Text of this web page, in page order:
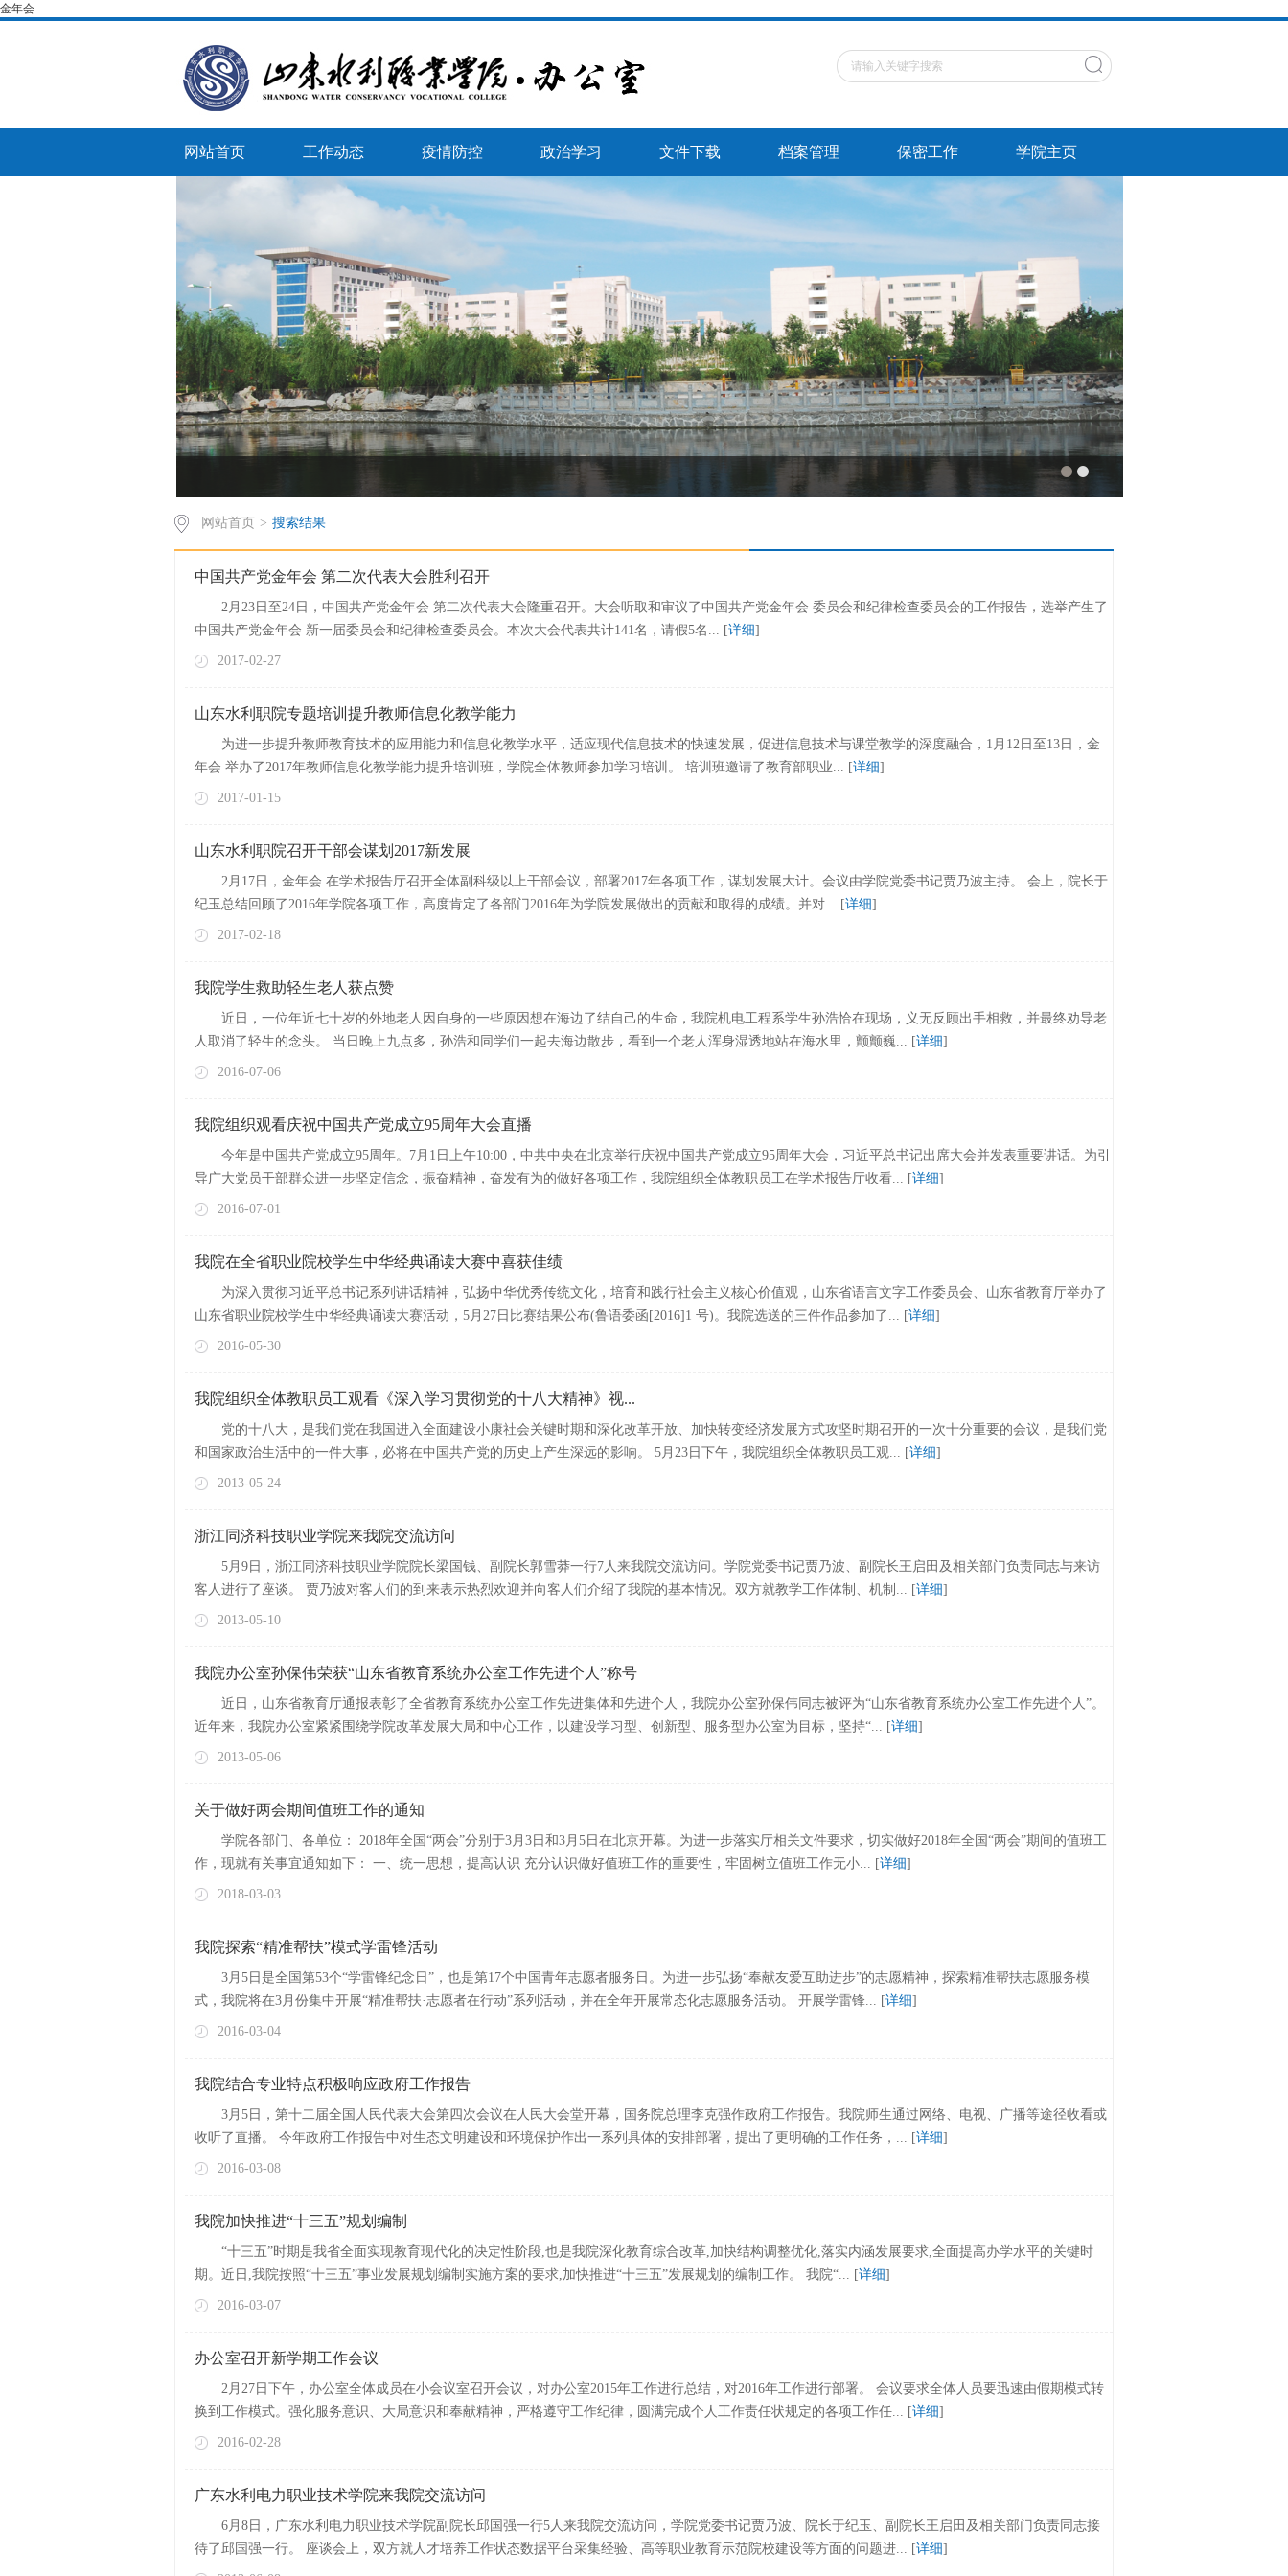
金年会
网站首页 工作动态 疫情防控 政治学习 文件下载 档案管理 保密工作 学院主页
网站首页 > 搜索结果
中国共产党金年会 第二次代表大会胜利召开
2月23日至24日，中国共产党金年会 第二次代表大会隆重召开。大会听取和审议了中国共产党金年会 委员会和纪律检查委员会的工作报告，选举产生了
中国共产党金年会 新一届委员会和纪律检查委员会。本次大会代表共计141名，请假5名... [详细]
2017-02-27
山东水利职院专题培训提升教师信息化教学能力
为进一步提升教师教育技术的应用能力和信息化教学水平，适应现代信息技术的快速发展，促进信息技术与课堂教学的深度融合，1月12日至13日，金
年会 举办了2017年教师信息化教学能力提升培训班，学院全体教师参加学习培训。 培训班邀请了教育部职业... [详细]
2017-01-15
山东水利职院召开干部会谋划2017新发展
2月17日，金年会 在学术报告厅召开全体副科级以上干部会议，部署2017年各项工作，谋划发展大计。会议由学院党委书记贾乃波主持。 会上，院长于
纪玉总结回顾了2016年学院各项工作，高度肯定了各部门2016年为学院发展做出的贡献和取得的成绩。并对... [详细]
2017-02-18
我院学生救助轻生老人获点赞
近日，一位年近七十岁的外地老人因自身的一些原因想在海边了结自己的生命，我院机电工程系学生孙浩恰在现场，义无反顾出手相救，并最终劝导老
人取消了轻生的念头。 当日晚上九点多，孙浩和同学们一起去海边散步，看到一个老人浑身湿透地站在海水里，颤颤巍... [详细]
2016-07-06
我院组织观看庆祝中国共产党成立95周年大会直播
今年是中国共产党成立95周年。7月1日上午10:00，中共中央在北京举行庆祝中国共产党成立95周年大会，习近平总书记出席大会并发表重要讲话。为引
导广大党员干部群众进一步坚定信念，振奋精神，奋发有为的做好各项工作，我院组织全体教职员工在学术报告厅收看... [详细]
2016-07-01
我院在全省职业院校学生中华经典诵读大赛中喜获佳绩
为深入贯彻习近平总书记系列讲话精神，弘扬中华优秀传统文化，培育和践行社会主义核心价值观，山东省语言文字工作委员会、山东省教育厅举办了
山东省职业院校学生中华经典诵读大赛活动，5月27日比赛结果公布(鲁语委函[2016]1 号)。我院选送的三件作品参加了... [详细]
2016-05-30
我院组织全体教职员工观看《深入学习贯彻党的十八大精神》视...
党的十八大，是我们党在我国进入全面建设小康社会关键时期和深化改革开放、加快转变经济发展方式攻坚时期召开的一次十分重要的会议，是我们党
和国家政治生活中的一件大事，必将在中国共产党的历史上产生深远的影响。 5月23日下午，我院组织全体教职员工观... [详细]
2013-05-24
浙江同济科技职业学院来我院交流访问
5月9日，浙江同济科技职业学院院长梁国钱、副院长郭雪莽一行7人来我院交流访问。学院党委书记贾乃波、副院长王启田及相关部门负责同志与来访
客人进行了座谈。 贾乃波对客人们的到来表示热烈欢迎并向客人们介绍了我院的基本情况。双方就教学工作体制、机制... [详细]
2013-05-10
我院办公室孙保伟荣获“山东省教育系统办公室工作先进个人”称号
近日，山东省教育厅通报表彰了全省教育系统办公室工作先进集体和先进个人，我院办公室孙保伟同志被评为“山东省教育系统办公室工作先进个人”。
近年来，我院办公室紧紧围绕学院改革发展大局和中心工作，以建设学习型、创新型、服务型办公室为目标，坚持“... [详细]
2013-05-06
关于做好两会期间值班工作的通知
学院各部门、各单位： 2018年全国“两会”分别于3月3日和3月5日在北京开幕。为进一步落实厅相关文件要求，切实做好2018年全国“两会”期间的值班工
作，现就有关事宜通知如下： 一、统一思想，提高认识 充分认识做好值班工作的重要性，牢固树立值班工作无小... [详细]
2018-03-03
我院探索“精准帮扶”模式学雷锋活动
3月5日是全国第53个“学雷锋纪念日”，也是第17个中国青年志愿者服务日。为进一步弘扬“奉献友爱互助进步”的志愿精神，探索精准帮扶志愿服务模
式，我院将在3月份集中开展“精准帮扶·志愿者在行动”系列活动，并在全年开展常态化志愿服务活动。 开展学雷锋... [详细]
2016-03-04
我院结合专业特点积极响应政府工作报告
3月5日，第十二届全国人民代表大会第四次会议在人民大会堂开幕，国务院总理李克强作政府工作报告。我院师生通过网络、电视、广播等途径收看或
收听了直播。 今年政府工作报告中对生态文明建设和环境保护作出一系列具体的安排部署，提出了更明确的工作任务，... [详细]
2016-03-08
我院加快推进“十三五”规划编制
“十三五”时期是我省全面实现教育现代化的决定性阶段,也是我院深化教育综合改革,加快结构调整优化,落实内涵发展要求,全面提高办学水平的关键时
期。近日,我院按照“十三五”事业发展规划编制实施方案的要求,加快推进“十三五”发展规划的编制工作。 我院“... [详细]
2016-03-07
办公室召开新学期工作会议
2月27日下午，办公室全体成员在小会议室召开会议，对办公室2015年工作进行总结，对2016年工作进行部署。 会议要求全体人员要迅速由假期模式转
换到工作模式。强化服务意识、大局意识和奉献精神，严格遵守工作纪律，圆满完成个人工作责任状规定的各项工作任... [详细]
2016-02-28
广东水利电力职业技术学院来我院交流访问
6月8日，广东水利电力职业技术学院副院长邱国强一行5人来我院交流访问，学院党委书记贾乃波、院长于纪玉、副院长王启田及相关部门负责同志接
待了邱国强一行。 座谈会上，双方就人才培养工作状态数据平台采集经验、高等职业教育示范院校建设等方面的问题进... [详细]